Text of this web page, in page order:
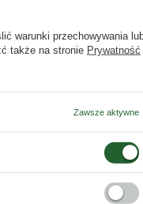
warunki przechowywania
także na stronie Prywatność
Zawsze aktywne